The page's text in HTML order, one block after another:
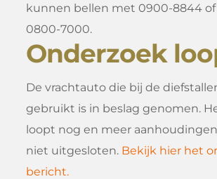
kunnen bellen met 0900-8844 of
0800-7000.
Onderzoek
De vrachtauto die bij de
gebruikt is in beslag genomen.
loopt nog en meer
niet uitgesloten. Bekijk hier het
bericht.